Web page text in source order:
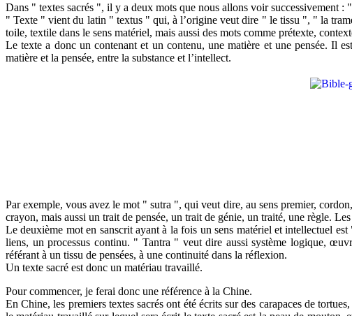
Dans " textes sacrés ", il y a deux mots que nous allons voir successivement :
" Texte " vient du latin " textus " qui, à l’origine veut dire " le tissu ", " la
toile, textile dans le sens matériel, mais aussi des mots comme prétexte,
Le texte a donc un contenant et un contenu, une matière et une pensée. Il
matière et la pensée, entre la substance et l’intellect.
Par exemple, vous avez le mot " sutra ", qui veut dire, au sens premier,
crayon, mais aussi un trait de pensée, un trait de génie, un traité, une règle.
Le deuxième mot en sanscrit ayant à la fois un sens matériel et intellectuel
liens, un processus continu. " Tantra " veut dire aussi système logique,
référant à un tissu de pensées, à une continuité dans la réflexion.
Un texte sacré est donc un matériau travaillé.
Pour commencer, je ferai donc une référence à la Chine.
En Chine, les premiers textes sacrés ont été écrits sur des carapaces de